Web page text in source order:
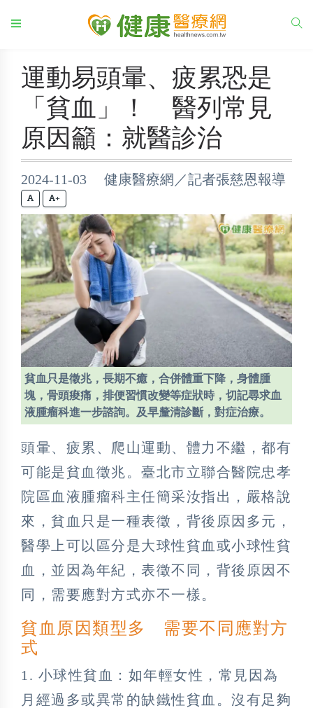
運動易頭暈、疲累恐是
「貧血」！ 醫列常見
原因籲：就醫診治
2024-11-03 健康醫療網／記者張慈恩報導
+
貧血只是徵兆，長期不癒，合併體重下降，身體腫
塊，骨頭痠痛，排便習慣改變等症狀時，切記尋求血
液腫瘤科進一步諮詢。及早釐清診斷，對症治療。
頭暈、疲累、爬山運動、體力不繼，都有
可能是貧血徵兆。臺北市立聯合醫院忠孝
院區血液腫瘤科主任簡采汝指出，嚴格說
來，貧血只是一種表徵，背後原因多元，
醫學上可以區分是大球性貧血或小球性貧
血，並因為年紀，表徵不同，背後原因不
同，需要應對方式亦不一樣。
貧血原因類型多 需要不同應對方
式
1. 小球性貧血：如年輕女性，常見因為
月經過多或異常的缺鐵性貧血。沒有足夠